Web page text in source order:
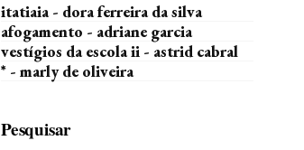
itatiaia - dora ferreira da silva
afogamento - adriane garcia
vestígios da escola ii - astrid cabral
* - marly de oliveira
Pesquisar